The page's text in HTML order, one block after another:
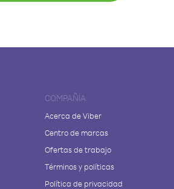
COMPAÑÍA
Acerca de Viber
Centro de marcas
Ofertas de trabajo
Términos y políticas
Política de privacidad